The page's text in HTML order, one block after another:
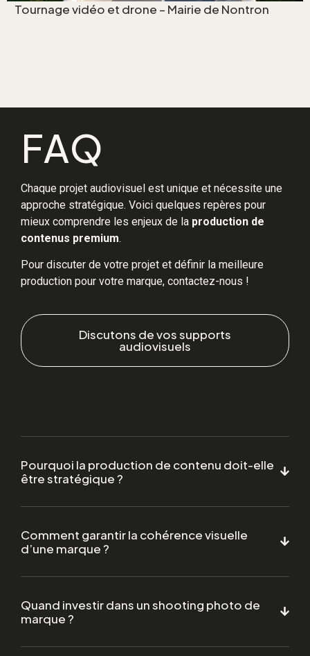
Tournage vidéo et drone – Mairie de Nontron
FAQ
Chaque projet audiovisuel est unique et nécessite une
approche stratégique. Voici quelques repères pour
mieux comprendre les enjeux de la production de
contenus premium.
Pour discuter de votre projet et définir la meilleure
production pour votre marque, contactez-nous !
Discutons de vos supports
audiovisuels
Pourquoi la production de contenu doit-elle
être stratégique ?
Comment garantir la cohérence visuelle
d’une marque ?
Quand investir dans un shooting photo de
marque ?